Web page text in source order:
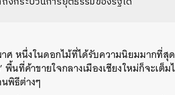
หนึ่งในดอกไม้ที่ได้รับความนิยมมากที่สุด
พื้นที่ค้าขายใจกลางเมืองเชียงใหม่ก็จะเต็
พิธีต่างๆ